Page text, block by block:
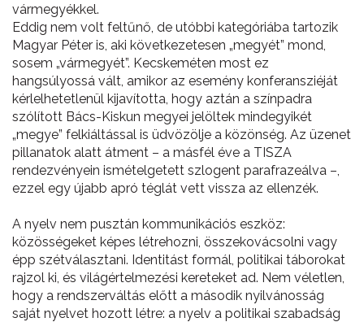
vármegyékkel.
Eddig nem volt feltűnő, de utóbbi kategóriába tartozik
Magyar Péter is, aki következetesen „megyét” mond,
sosem „vármegyét”. Kecskeméten most ez
hangsúlyossá vált, amikor az esemény konferansziéját
kérlelhetetlenül kijavította, hogy aztán a színpadra
szólított Bács-Kiskun megyei jelöltek mindegyikét
„megye” felkiáltással is üdvözölje a közönség. Az üzenet
pillanatok alatt átment – a másfél éve a TISZA
rendezvényein ismételgetett szlogent parafrazeálva –,
ezzel egy újabb apró téglát vett vissza az ellenzék.
A nyelv nem pusztán kommunikációs eszköz:
közösségeket képes létrehozni, összekovácsolni vagy
épp szétválasztani. Identitást formál, politikai táborokat
rajzol ki, és világértelmezési kereteket ad. Nem véletlen,
hogy a rendszerváltás előtt a második nyilvánosság
saját nyelvet hozott létre: a nyelv a politikai szabadság